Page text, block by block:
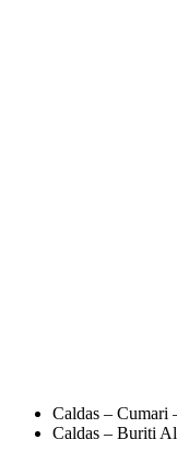
Caldas – Cumari
Caldas – Buriti